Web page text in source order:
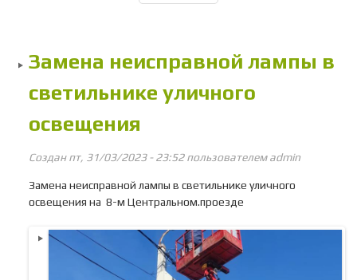
Замена неисправной лампы в
светильнике уличного
освещения
Создан пт, 31/03/2023 - 23:52 пользователемadmin
Замена неисправной лампы в светильнике уличного
освещения на 8-м Центральном.проезде